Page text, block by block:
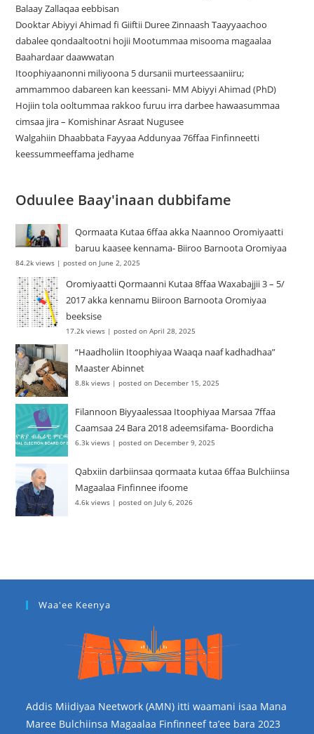
Balaay Zallaqaa eebbisan
Dooktar Abiyyi Ahimad fi Giiftii Duree Zinnaash Taayyaachoo
dabalee qondaaltootni hojii Mootummaa misooma magaalaa
Baahardaar daawwatan
Itoophiyaanonni miliyoona 5 dursanii murteessaaniiru;
ammammoo dabareen kan keessani- MM Abiyyi Ahimad (PhD)
Hojiin tola ooltummaa rakkoo furuu irra darbee hawaasummaa
cimsaa jira – Komishinar Asraat Nugusee
Walgahiin Dhaabbata Fayyaa Addunyaa 76ffaa Finfinneetti
keessummeeffama jedhame
Oduulee Baay'inaan dubbifame
Qormaata Kutaa 6ffaa akka Naannoo Oromiyaatti
baruu kaasee kennama- Biiroo Barnoota Oromiyaa
84.2k views |posted on June 2, 2025
Oromiyaatti Qormaanni Kutaa 8ffaa Waxabajjii 3 – 5/
2017 akka kennamu Biiroon Barnoota Oromiyaa
beeksise
17.2k views |posted on April 28, 2025
“Haadholiin Itoophiyaa Waaqa naaf kadhadhaa”
Maaster Abinnet
8.8k views |posted on December 15, 2025
Filannoon Biyyaalessaa Itoophiyaa Marsaa 7ffaa
Caamsaa 24 Bara 2018 adeemsifama- Boordicha
6.3k views |posted on December 9, 2025
Qabxiin darbiinsaa qormaata kutaa 6ffaa Bulchiinsa
Magaalaa Finfinnee ifoome
4.6k views |posted on July 6, 2026
Waa'ee Keenya
Addis Miidiyaa Neetwork (AMN) itti waamani isaa Mana
Maree Bulchiinsa Magaalaa Finfinneef ta’ee bara 2023